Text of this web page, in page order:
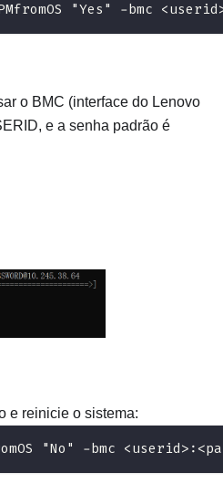
"Yes" -bmc
o BMC (interface do Lenovo
e a senha padrão é
e reinicie o sistema:
"No" -bmc